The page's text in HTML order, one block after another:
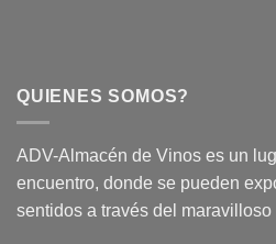
QUIENES SOMOS?
ADV-Almacén de Vinos es un
encuentro, donde se pueden
sentidos a través del